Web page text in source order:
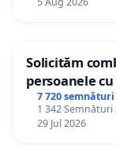
Solicităm
persoanele
7 720 semnături
1 342 Semnături
29 Jul 2026